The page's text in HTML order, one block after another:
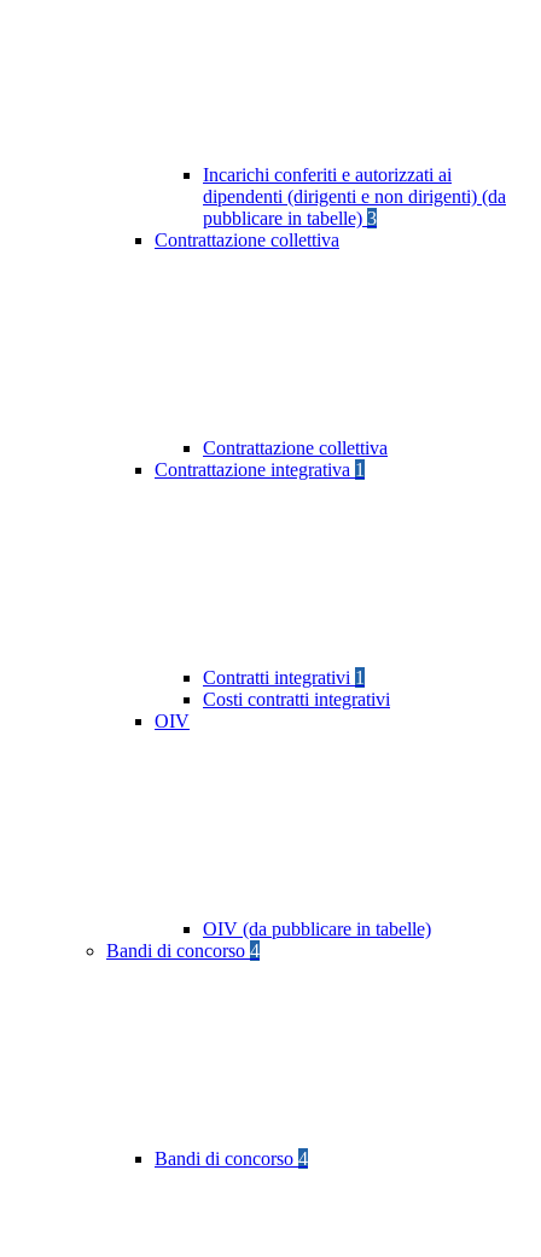
Incarichi conferiti e autorizzati ai
dipendenti (dirigenti e non dirigenti) (da
pubblicare in tabelle) 3
Contrattazione collettiva
Contrattazione collettiva
Contrattazione integrativa 1
Contratti integrativi 1
Costi contratti integrativi
OIV
OIV (da pubblicare in tabelle)
Bandi di concorso 4
Bandi di concorso 4